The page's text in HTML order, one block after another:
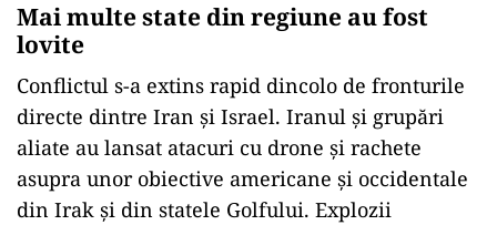
Mai multe state din regiune au fost
lovite
Conflictul s-a extins rapid dincolo de fronturile
directe dintre Iran și Israel. Iranul și grupări
aliate au lansat atacuri cu drone și rachete
asupra unor obiective americane și occidentale
din Irak și din statele Golfului. Explozii